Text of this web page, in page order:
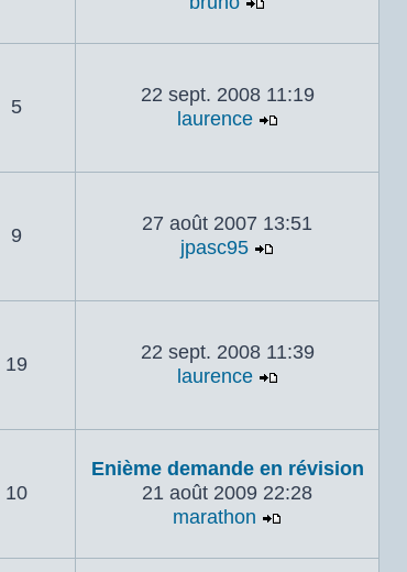
5
22 sept. 2008 11:19
laurence
9
27 août 2007 13:51
jpasc95
19
22 sept. 2008 11:39
laurence
10
Enième demande en révision
21 août 2009 22:28
marathon